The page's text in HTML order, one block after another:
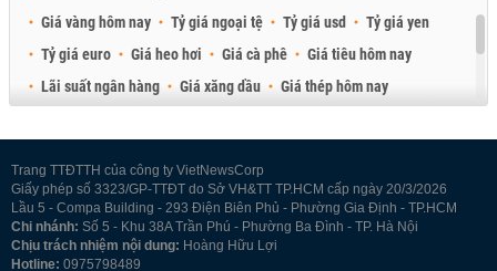
Giá vàng hôm nay Tỷ giá ngoại tệ Tỷ giá usd
Tỷ giá yen
Tỷ giá euro
Giá heo hơi Giá cà phê
Giá tiêu hôm nay
Lãi suất ngân hàng
Giá xăng dầu
Giá thép hôm nay
Trang TTĐTTH của công ty VietNewsCorp
Giấy phép số 3323/GP-TTĐT do Sở VH&TT TP.HCM cấp ngày 20/3/2026
Lầu 5 - Compa Building - 293 Điện Biên Phủ - Phường Gia Định - TP.HCM
Chi nhánh: Số 5 - Khu 38A Trần Phú - Phường Ba Đình - TP. Hà Nội
Chịu trách nhiệm nội dung: Hoàng Hữu Lợi
Hotline: 0975798489